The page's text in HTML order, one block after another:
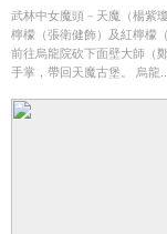
武林中女魔頭－天魔（楊紫
檸檬（張衛健飾）及紅檸檬
前往烏龍院砍下面壁大師（
手掌，帶回天魔古堡。 烏龍...